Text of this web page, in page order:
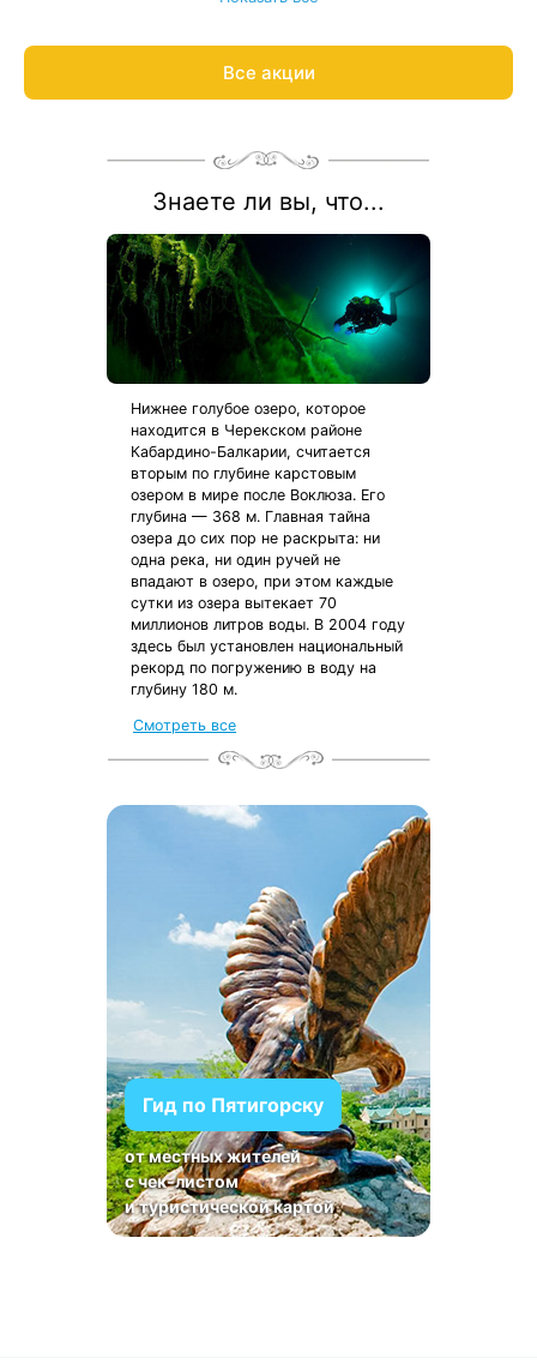
С теплом и заботой организуем отдых в санатории для ваших
Подробнее о подарочных картах и путёвках
Все акции
Знаете ли вы, что...
Нижнее голубое озеро, которое
находится в Черекском районе
Кабардино-Балкарии, считается
вторым по глубине карстовым
озером в мире после Воклюза. Его
глубина — 368 м. Главная тайна
озера до сих пор не раскрыта: ни
одна река, ни один ручей не
впадают в озеро, при этом каждые
сутки из озера вытекает 70
миллионов литров воды. В 2004 году
здесь был установлен национальный
рекорд по погружению в воду на
глубину 180 м.
Смотреть все
Гид по Пятигорску
от местных жителей
с чек-листом
и туристической картой